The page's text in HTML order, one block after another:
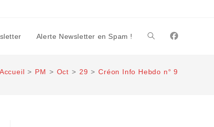
Alerte Newsletter en Spam ! Toggle
website
Accueil > PM > Oct > 29 > Créon Info Hebdo n° 9